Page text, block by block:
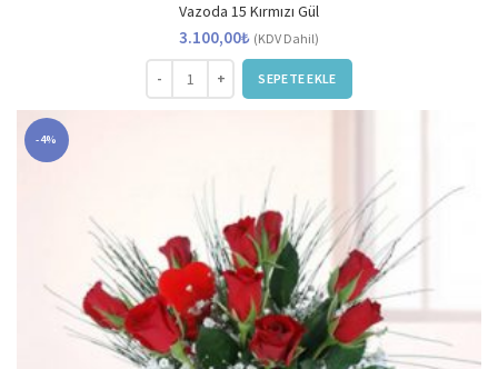
Vazoda 15 Kırmızı Gül
3.100,00₺ (KDV Dahil)
Vazoda 15 Kırmızı Gül adet
SEPETE EKLE
-4%